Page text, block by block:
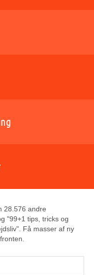
28.576 andre
"99+1 tips, tricks og
Få masser af ny